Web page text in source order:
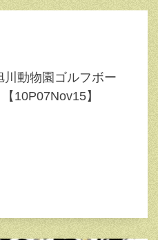
川動物園ゴルフボー
10P07Nov15】